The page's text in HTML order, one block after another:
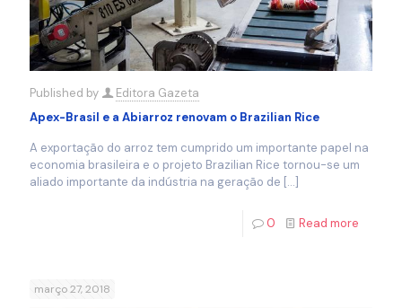
Published by
Editora Gazeta
Apex-Brasil e a Abiarroz renovam o Brazilian Rice
A exportação do arroz tem cumprido um importante papel na
economia brasileira e o projeto Brazilian Rice tornou-se um
aliado importante da indústria na geração de […]
0 Read more
março 27, 2018